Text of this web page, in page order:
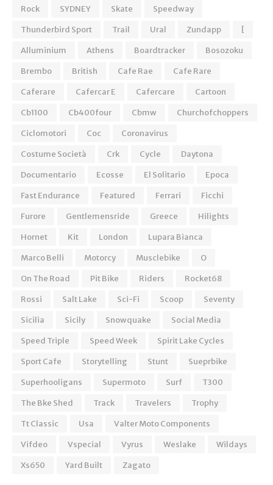
Rock SYDNEY Skate
Speedway
Thunderbird Sport
Trail Ural Zundapp
[
Alluminium
Athens Boardtracker
Bosozoku
Brembo
British Cafe Rae
Cafe Rare
Caferare
Cafercar E Cafercare
Cartoon
Cb1100
Cb400four Cbmw
Churchofchoppers
Ciclomotori
Coc
Coronavirus
Costume Società
Crk Cycle
Daytona
Documentario
Ecosse El Solitario
Epoca
Fast Endurance
Featured Ferrari
Ficchi
Furore
Gentlemensride Greece
Hilights
Hornet
Kit London
Lupara Bianca
Marco Belli
Motorcy Musclebike
O
On The Road
Pit Bike Riders
Rocket68
Rossi
Salt Lake Sci-Fi Scoop
Seventy
Sicilia
Sicily Snowquake
Social Media
Speed Triple
Speed Week
Spirit Lake Cycles
Sport Cafe
Storytelling Stunt
Sueprbike
Superhooligans
Supermoto Surf
T300
The Bke Shed
Track Travelers
Trophy
Tt Classic
Usa
Valter Moto Components
Vifdeo
Vspecial Vyrus Weslake
Wildays
Xs650
Yard Built Zagato